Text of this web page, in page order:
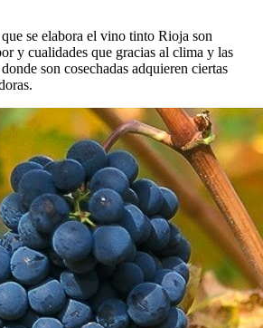
se elabora el vino tinto Rioja son
y cualidades que gracias al clima y las
son cosechadas adquieren ciertas